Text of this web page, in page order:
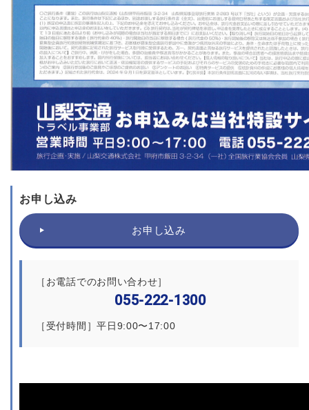
お申し込み
お申し込み
［お電話でのお問い合わせ］
055-222-1300
［受付時間］平日9:00〜17:00